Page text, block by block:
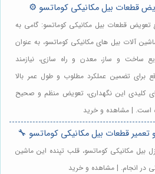
قطعات بیل مکانیکی کوماتسو ⚙️
تعویض قطعات بیل مکانیکی کوماتسو: گامی به
آلات بیل های مکانیکی کوماتسو، به عنوان
ساخت و ساز، معدن و راه سازی، نیازمند
برای تضمین عملکرد مطلوب و طول عمر بالا
کلیدی این نگهداری، تعویض منظم و صحیح
است. | مشاهده و خرید
قطعات بیل مکانیکی کوماتسو 🔧
بیل مکانیکی کوماتسو، قلب تپنده این ماشین
در انجام. | مشاهده و خرید